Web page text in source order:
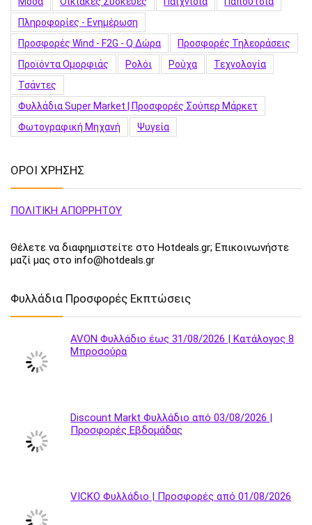
Πληροφορίες - Ενημέρωση
Προσφορές Wind - F2G - Q Δώρα
Προσφορές Τηλεοράσεις
Προϊόντα Ομορφιάς
Ρολόι Ρούχα
Τεχνολογία
Τσάντες
Φυλλάδια Super Market | Προσφορές Σούπερ Μάρκετ
Φωτογραφική Μηχανή
Ψυγεία
ΟΡΟΙ ΧΡΗΣΗΣ
ΠΟΛΙΤΙΚΗ ΑΠΟΡΡΗΤΟΥ
Θέλετε να διαφημιστείτε στο Hotdeals.gr; Επικοινωνήστε
μαζί μας στο info@hotdeals.gr
Φυλλάδια Προσφορές Εκπτώσεις
AVON Φυλλάδιο έως 31/08/2026 | Κατάλογος 8
Μπροσούρα
Discount Markt Φυλλάδιο από 03/08/2026 |
Προσφορές Εβδομάδας
VICKO Φυλλάδιο | Προσφορές από 01/08/2026